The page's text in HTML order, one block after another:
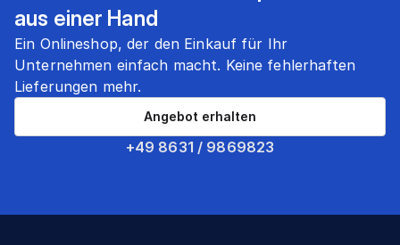
aus einer Hand
Ein Onlineshop, der den Einkauf für Ihr
Unternehmen einfach macht. Keine fehlerhaften
Lieferungen mehr.
+49 8631 / 9869823
Angebot erhalten